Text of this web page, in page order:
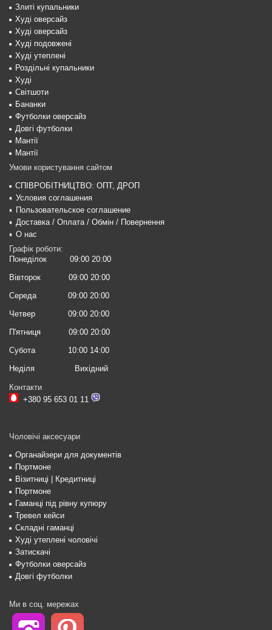
Злиті купальники
Худі оверсайз
Худі оверсайз
Худі подовжені
Худі утеплені
Роздільні купальники
Худі
Світшоти
Бананки
Футболки оверсайз
Довгі футболки
Мантії
Мантії
Умови користування сайтом
СПІВРОБІТНИЦТВО: ОПТ, ДРОП
Условия соглашения
Пользовательское соглашение
Доставка / Оплата / Обмін / Повернення
О нас
Графік роботи:
Понеділок
09:00 20:00
Вівторок
09:00 20:00
Середа
09:00 20:00
Четвер
09:00 20:00
П'ятниця
09:00 20:00
Субота
10:00 14:00
Неділя
Вихідний
Контакти
+380 95 653 01 11
Чоловічі аксесуари
Органайзери для документів
Портмоне
Візитниці | Кредитниці
Портмоне
Гаманці під рівну купюру
Тревел кейси
Складні гаманці
Худі утеплені чоловічі
Затискачі
Футболки оверсайз
Довгі футболки
Ми в соц. мережах